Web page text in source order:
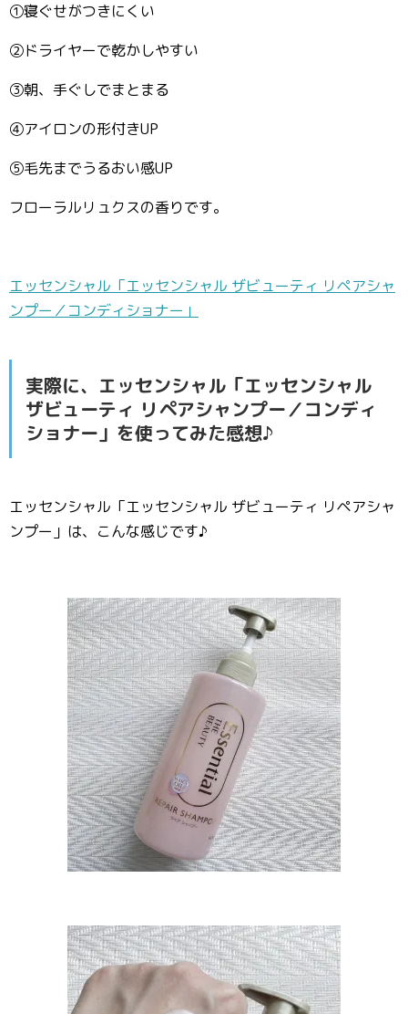
①寝ぐせがつきにくい
②ドライヤーで乾かしやすい
③朝、手ぐしでまとまる
④アイロンの形付きUP
⑤毛先までうるおい感UP
フローラルリュクスの香りです。
エッセンシャル「エッセンシャル ザビューティ リペアシャ
ンプー／コンディショナー」
実際に、エッセンシャル「エッセンシャル
ザビューティ リペアシャンプー／コンディ
ショナー」を使ってみた感想♪
エッセンシャル「エッセンシャル ザビューティ リペアシャ
ンプー」は、こんな感じです♪